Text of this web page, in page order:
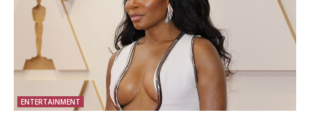
ENTERTAINMENT